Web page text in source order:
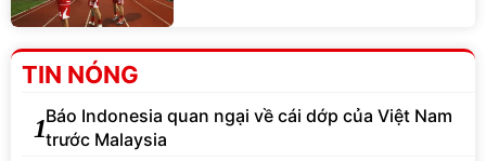
TIN NÓNG
1Báo Indonesia quan ngại về cái dớp của Việt Nam
trước Malaysia